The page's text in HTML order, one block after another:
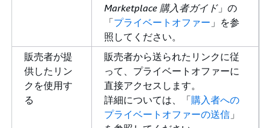
Marketplace 購入者ガイド」の
「プライベートオファー 」を参
照してください。
販売者が提
供したリン
クを使用す
る
販売者から送られたリンクに従
って、プライベートオファーに
直接アクセスします。
詳細については、「購入者への
プライベートオファーの送信 」